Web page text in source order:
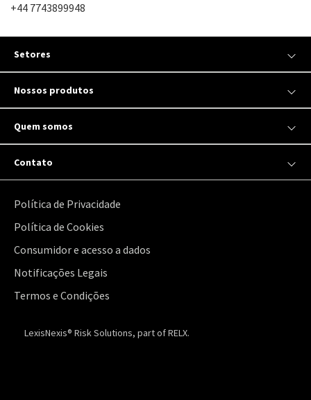
+44 7743899948
Setores
Nossos produtos
Quem somos
Contato
Política de Privacidade
Política de Cookies
Consumidor e acesso a dados
Notificações Legais
Termos e Condições
LexisNexis® Risk Solutions, part of RELX.